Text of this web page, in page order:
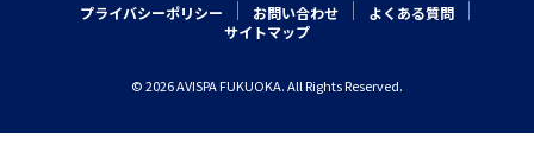
プライバシーポリシー お問い合わせ
よくある質問
サイトマップ
© 2026 AVISPA FUKUOKA. All Rights Reserved.